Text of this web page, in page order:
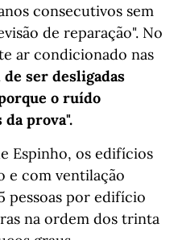
consecutivos sem
de reparação". No
ar condicionado nas
ser desligadas
o ruído
prova".
Espinho, os edifícios
e com ventilação
pessoas por edifício
na ordem dos trinta